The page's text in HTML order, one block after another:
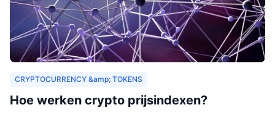
CRYPTOCURRENCY &amp; TOKENS
Hoe werken crypto prijsindexen?